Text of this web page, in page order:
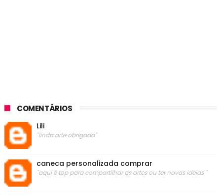
COMENTÁRIOS
Lili
"linda arte obrigada"
caneca personalizada comprar
"aqui é top para compartilhar as artes ou ter novas ideias "